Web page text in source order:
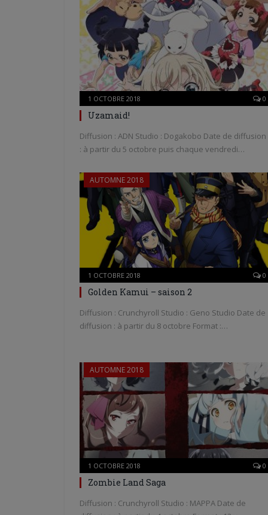
1 OCTOBRE 2018 0
Uzamaid!
Diffusion : ADN Studio : Dogakobo Date de diffusion
: à partir du 5 octobre puis chaque vendredi…
AUTOMNE 2018
1 OCTOBRE 2018 0
Golden Kamui – saison 2
Diffusion : Crunchyroll Studio : Geno Studio Date de
diffusion : à partir du 8 octobre Format :…
AUTOMNE 2018
1 OCTOBRE 2018 0
Zombie Land Saga
Diffusion : Crunchyroll Studio : MAPPA Date de